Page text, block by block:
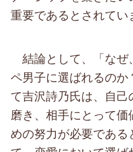
重要であるとされてい
結論として、「なぜ
ペ男子に選ばれるの
て吉沢詩乃氏は、自
磨き、相手にとって
めの努力が必要であ